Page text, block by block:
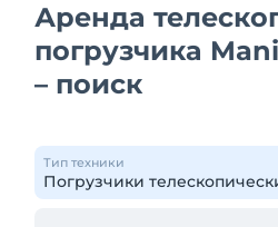
Аренда
погрузчика
– поиск
Тип техники